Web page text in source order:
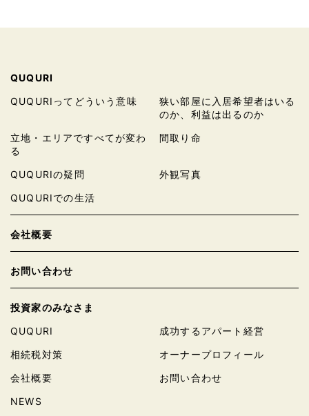
QUQURI
QUQURIってどういう意味
狭い部屋に入居希望者はいる
のか、利益は出るのか
立地・エリアですべてが変わ
る
間取り命
QUQURIの疑問
外観写真
QUQURIでの生活
会社概要
お問い合わせ
投資家のみなさま
QUQURI
成功するアパート経営
相続税対策
オーナープロフィール
会社概要
お問い合わせ
NEWS